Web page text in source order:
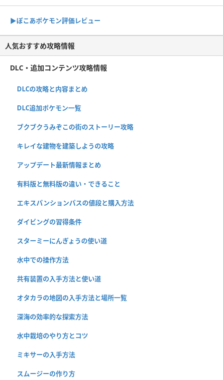
▶︎ぽこあポケモン評価レビュー
人気おすすめ攻略情報
DLC・追加コンテンツ攻略情報
DLCの攻略と内容まとめ
DLC追加ポケモン一覧
ブクブクうみぞこの街のストーリー攻略
キレイな建物を建築しようの攻略
アップデート最新情報まとめ
有料版と無料版の違い・できること
エキスパンションパスの値段と購入方法
ダイビングの習得条件
スターミーにんぎょうの使い道
水中での操作方法
共有装置の入手方法と使い道
オタカラの地図の入手方法と場所一覧
深海の効率的な探索方法
水中栽培のやり方とコツ
ミキサーの入手方法
スムージーの作り方